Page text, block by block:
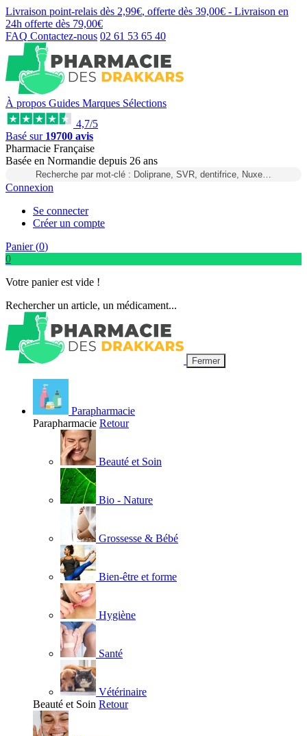
Livraison point-relais dès 2,99€, offerte dès 39,00€ - Livraison en
24h offerte dès 79,00€
FAQ Contactez-nous 02 61 53 65 40
À propos Guides Marques Sélections
4,7/5
Basé sur 19700 avis
Pharmacie Française
Basée en Normandie depuis 26 ans
Recherche par mot-clé : Doliprane, SVR, dentifrice, Nuxe…
Connexion
Se connecter
Créer un compte
Panier (0)
0
Votre panier est vide !
Rechercher un article, un médicament...
Fermer
Parapharmacie
Parapharmacie Retour
Beauté et Soin
Bio - Nature
Grossesse & Bébé
Bien-être et forme
Hygiène
Santé
Vétérinaire
Beauté et Soin Retour